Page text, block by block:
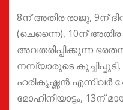
8ന് അതിര രാജു, 9ന്
(ചെന്നൈ), 10ന് അതിര
അവതരിപ്പിക്കുന്ന
നമ്പ്യാരുടെ
ഹരികൃഷ്ണൻ എന്നിവർ
മോഹിനിയാട്ടം, 13ന്